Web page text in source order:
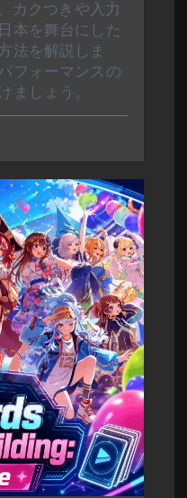
カクつきや入力
本を舞台にした
法を解説しま
フォーマンスの
ましょう。